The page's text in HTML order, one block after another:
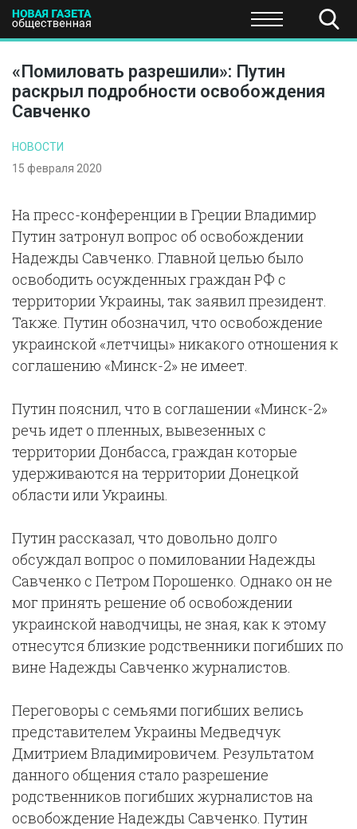
ПОЛИТИКА ЭКОНОМИКА НАУКА И
«Помиловать разрешили»: Путин
раскрыл подробности освобождения
Савченко
НОВОСТИ
15 февраля 2020
На пресс-конференции в Греции Владимир
Путин затронул вопрос об освобождении
Надежды Савченко. Главной целью было
освободить осужденных граждан РФ с
территории Украины, так заявил президент.
Также. Путин обозначил, что освобождение
украинской «летчицы» никакого отношения к
соглашению «Минск-2» не имеет.
Путин пояснил, что в соглашении «Минск-2»
речь идет о пленных, вывезенных с
территории Донбасса, граждан которые
удерживаются на территории Донецкой
области или Украины.
Путин рассказал, что довольно долго
обсуждал вопрос о помиловании Надежды
Савченко с Петром Порошенко. Однако он не
мог принять решение об освобождении
украинской наводчицы, не зная, как к этому
отнесутся близкие родственники погибших по
вине Надежды Савченко журналистов.
Переговоры с семьями погибших велись
представителем Украины Медведчук
Дмитрием Владимировичем. Результатом
данного общения стало разрешение
родственников погибших журналистов на
освобождение Надежды Савченко. Путин